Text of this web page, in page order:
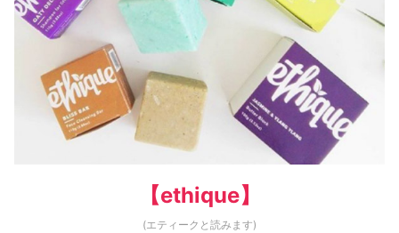
【ethique】
(エティークと読みます)